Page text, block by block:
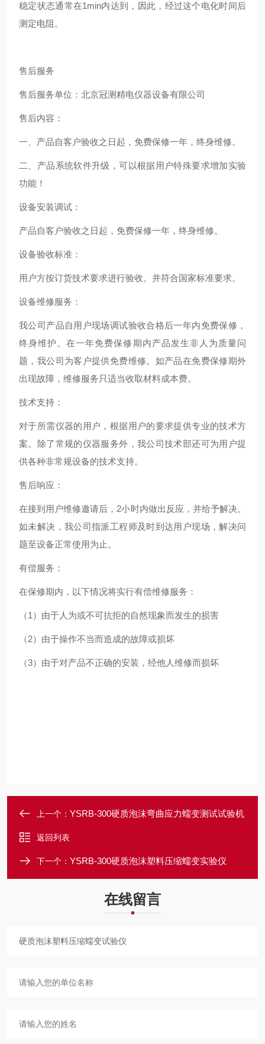
稳定状态通常在1min内达到，因此，经过这个电化时间后
测定电阻。
售后服务
售后服务单位：北京冠测精电仪器设备有限公司
售后内容：
一、产品自客户验收之日起，免费保修一年，终身维修。
二、产品系统软件升级，可以根据用户特殊要求增加实验
功能！
设备安装调试：
产品自客户验收之日起，免费保修一年，终身维修。
设备验收标准：
用户方按订货技术要求进行验收。并符合国家标准要求。
设备维修服务：
我公司产品自用户现场调试验收合格后一年内免费保修，
终身维护。在一年免费保修期内产品发生非人为质量问
题，我公司为客户提供免费维修。如产品在免费保修期外
出现故障，维修服务只适当收取材料成本费。
技术支持：
对于所需仪器的用户，根据用户的要求提供专业的技术方
案。除了常规的仪器服务外，我公司技术部还可为用户提
供各种非常规设备的技术支持。
售后响应：
在接到用户维修邀请后，2小时内做出反应，并给予解决。
如未解决，我公司指派工程师及时到达用户现场，解决问
题至设备正常使用为止。
有偿服务：
在保修期内，以下情况将实行有偿维修服务：
（1）由于人为或不可抗拒的自然现象而发生的损害
（2）由于操作不当而造成的故障或损坏
（3）由于对产品不正确的安装，经他人维修而损坏
上一个： YSRB-300硬质泡沫弯曲应力蠕变测试试验机
返回列表
下一个： YSRB-300硬质泡沫塑料压缩蠕变实验仪
在线留言